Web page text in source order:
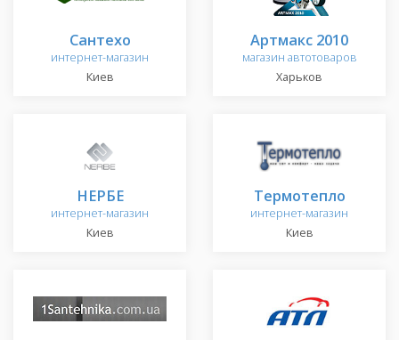
Сантехо
интернет-магазин
Киев
Артмакс 2010
магазин автотоваров
Харьков
НЕРБЕ
интернет-магазин
Киев
Термотепло
интернет-магазин
Киев